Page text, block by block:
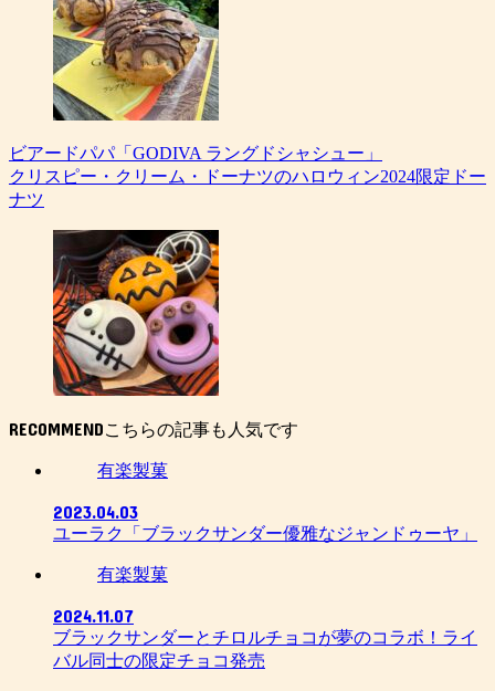
ビアードパパ「GODIVA ラングドシャシュー」
クリスピー・クリーム・ドーナツのハロウィン2024限定ドー
ナツ
RECOMMEND
有楽製菓
2023.04.03
ユーラク「ブラックサンダー優雅なジャンドゥーヤ」
有楽製菓
2024.11.07
ブラックサンダーとチロルチョコが夢のコラボ！ライ
バル同士の限定チョコ発売